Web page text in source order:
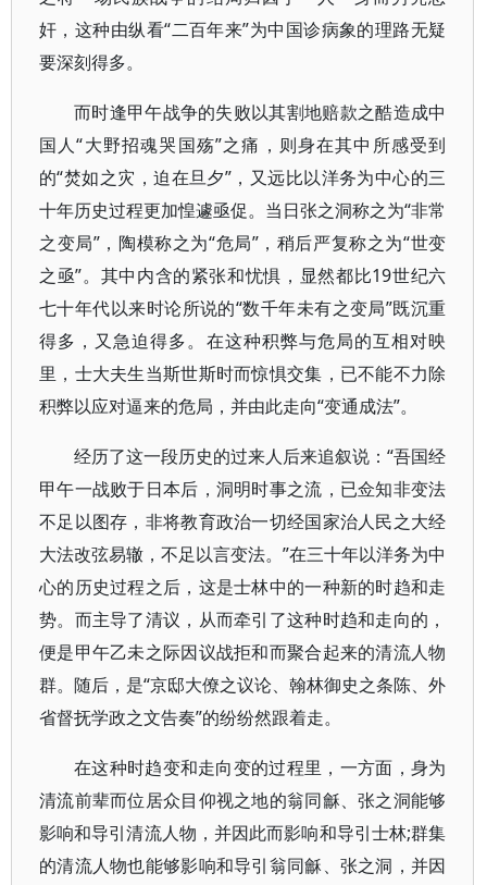
奸，这种由纵看“二百年来”为中国诊病象的理路无疑
要深刻得多。
而时逢甲午战争的失败以其割地赔款之酷造成中
国人“大野招魂哭国殇”之痛，则身在其中所感受到
的“焚如之灾，迫在旦夕”，又远比以洋务为中心的三
十年历史过程更加惶遽亟促。当日张之洞称之为“非常
之变局”，陶模称之为“危局”，稍后严复称之为“世变
之亟”。其中内含的紧张和忧惧，显然都比19世纪六
七十年代以来时论所说的“数千年未有之变局”既沉重
得多，又急迫得多。在这种积弊与危局的互相对映
里，士大夫生当斯世斯时而惊惧交集，已不能不力除
积弊以应对逼来的危局，并由此走向“变通成法”。
经历了这一段历史的过来人后来追叙说：“吾国经
甲午一战败于日本后，洞明时事之流，已佥知非变法
不足以图存，非将教育政治一切经国家治人民之大经
大法改弦易辙，不足以言变法。”在三十年以洋务为中
心的历史过程之后，这是士林中的一种新的时趋和走
势。而主导了清议，从而牵引了这种时趋和走向的，
便是甲午乙未之际因议战拒和而聚合起来的清流人物
群。随后，是“京邸大僚之议论、翰林御史之条陈、外
省督抚学政之文告奏”的纷纷然跟着走。
在这种时趋变和走向变的过程里，一方面，身为
清流前辈而位居众目仰视之地的翁同龢、张之洞能够
影响和导引清流人物，并因此而影响和导引士林;群集
的清流人物也能够影响和导引翁同龢、张之洞，并因